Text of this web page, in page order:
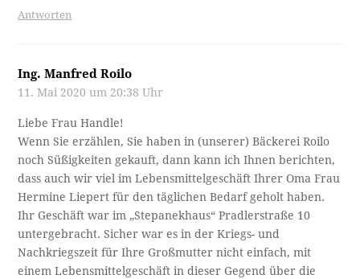
Antworten
Ing. Manfred Roilo
11. Mai 2020 um 20:38 Uhr
Liebe Frau Handle!
Wenn Sie erzählen, Sie haben in (unserer) Bäckerei Roilo
noch Süßigkeiten gekauft, dann kann ich Ihnen berichten,
dass auch wir viel im Lebensmittelgeschäft Ihrer Oma Frau
Hermine Liepert für den täglichen Bedarf geholt haben.
Ihr Geschäft war im „Stepanekhaus“ Pradlerstraße 10
untergebracht. Sicher war es in der Kriegs- und
Nachkriegszeit für Ihre Großmutter nicht einfach, mit
einem Lebensmittelgeschäft in dieser Gegend über die